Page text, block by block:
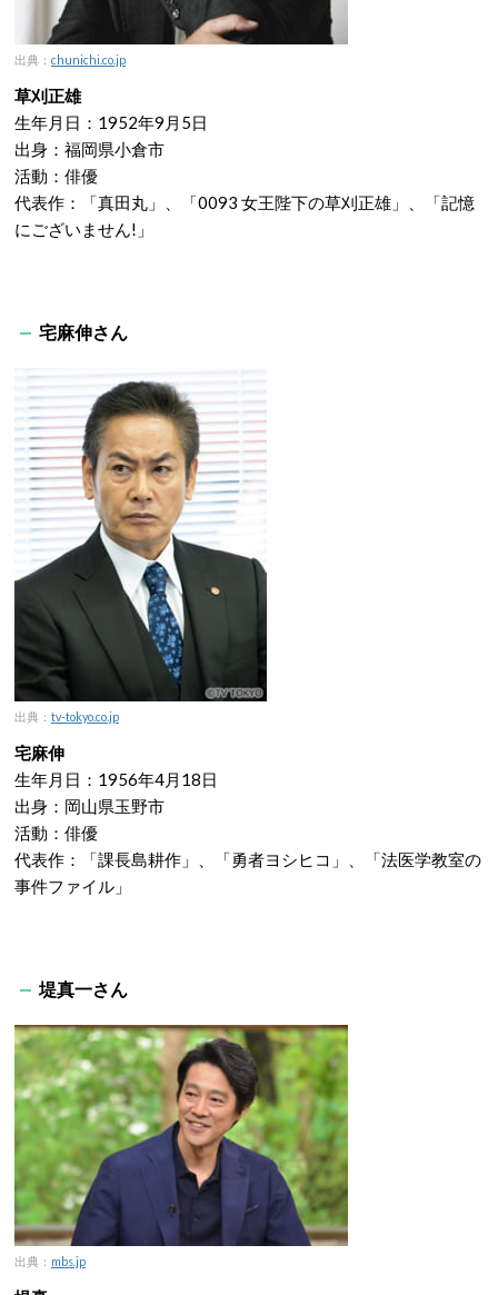
出典： chunichi.co.jp
草刈正雄
生年月日：1952年9月5日
出身：福岡県小倉市
活動：俳優
代表作：「真田丸」、「0093 女王陛下の草刈正雄」、「記憶
にございません!」
宅麻伸さん
出典： tv-tokyo.co.jp
宅麻伸
生年月日：1956年4月18日
出身：岡山県玉野市
活動：俳優
代表作：「課長島耕作」、「勇者ヨシヒコ」、「法医学教室の
事件ファイル」
堤真一さん
出典： mbs.jp